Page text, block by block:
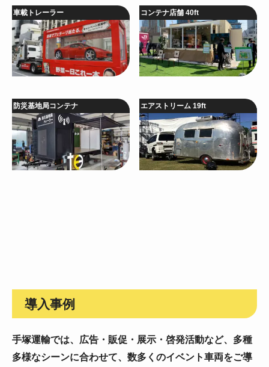
車載トレーラー コンテナ店舗 40ft
防災基地局コンテナ エアストリーム 19ft
導入事例
手塚運輸では、広告・販促・展示・啓発活動など、 多種
多様なシーンに合わせて、数多くのイベント車両をご導